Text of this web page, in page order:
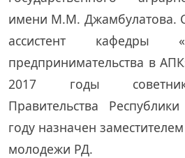
имени М.М. Джамбулатова.
ассистент кафедры
предпринимательства в
2017 годы советник
Правительства
году назначен
молодежи РД.